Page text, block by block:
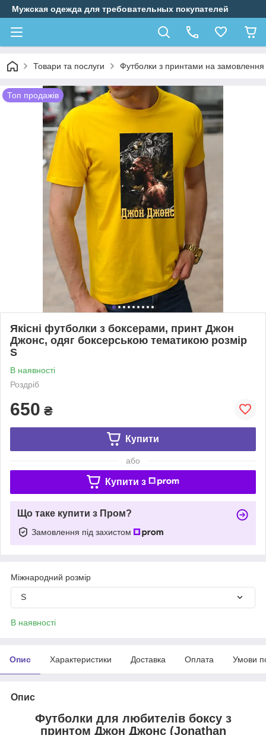
Мужская одежда для требовательных покупателей
Товари та послуги Футболки з принтами на замовлення
Топ продажів
Якісні футболки з боксерами, принт Джон
Джонс, одяг боксерською тематикою розмір
S
В наявності
Роздріб
650 ₴
Купити
або
Купити з
Що таке купити з Пром?
Замовлення під захистом
Міжнародний розмір
S
В наявності
Опис Характеристики Доставка Оплата Умови
Опис
Футболки для любителів боксу з
принтом Джон Джонс (Jonathan